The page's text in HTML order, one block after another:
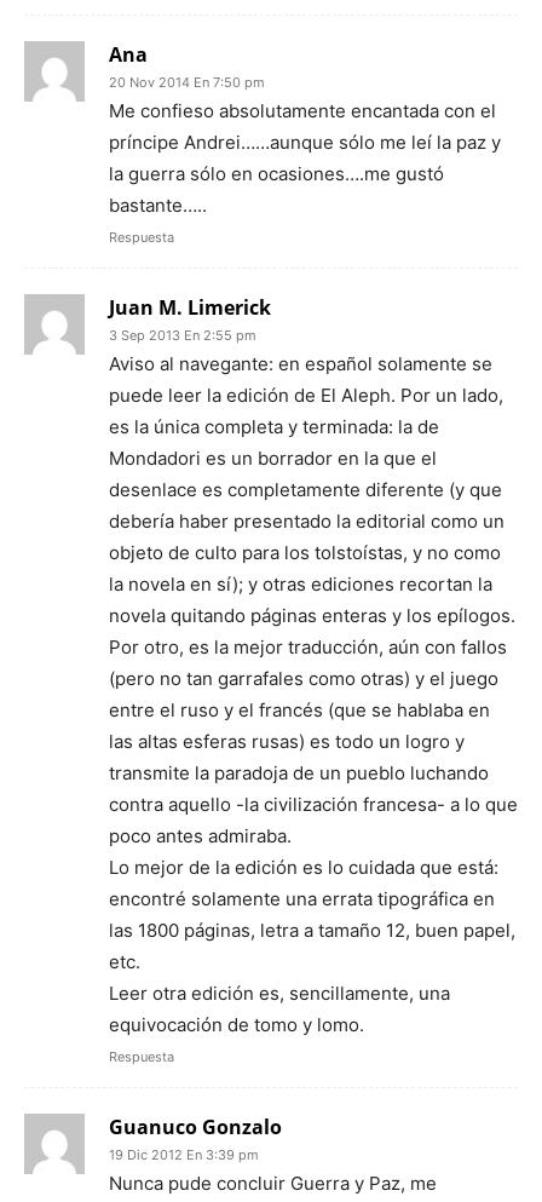
Ana
20 Nov 2014 En 7:50 pm
Me confieso absolutamente encantada con el
príncipe Andrei……aunque sólo me leí la paz y
la guerra sólo en ocasiones….me gustó
bastante…..
Respuesta
Juan M. Limerick
3 Sep 2013 En 2:55 pm
Aviso al navegante: en español solamente se
puede leer la edición de El Aleph. Por un lado,
es la única completa y terminada: la de
Mondadori es un borrador en la que el
desenlace es completamente diferente (y que
debería haber presentado la editorial como un
objeto de culto para los tolstoístas, y no como
la novela en sí); y otras ediciones recortan la
novela quitando páginas enteras y los epílogos.
Por otro, es la mejor traducción, aún con fallos
(pero no tan garrafales como otras) y el juego
entre el ruso y el francés (que se hablaba en
las altas esferas rusas) es todo un logro y
transmite la paradoja de un pueblo luchando
contra aquello -la civilización francesa- a lo que
poco antes admiraba.
Lo mejor de la edición es lo cuidada que está:
encontré solamente una errata tipográfica en
las 1800 páginas, letra a tamaño 12, buen papel,
etc.
Leer otra edición es, sencillamente, una
equivocación de tomo y lomo.
Respuesta
Guanuco Gonzalo
19 Dic 2012 En 3:39 pm
Nunca pude concluir Guerra y Paz, me